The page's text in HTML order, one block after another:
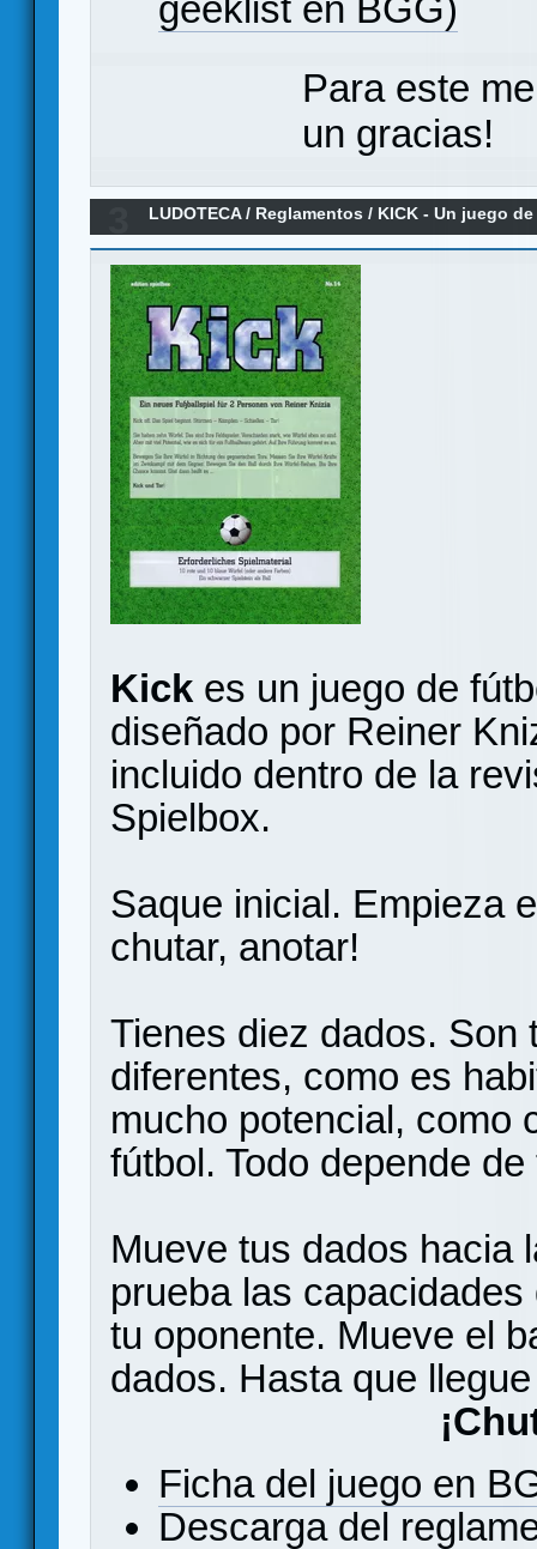
geeklist en BGG)
Para este
un gracias!
LUDOTECA/ Reglamentos / KICK - Un juego
Kick es un juego de
diseñado por Reiner
incluido dentro de la
Spielbox.
Saque inicial. Empieza
chutar, anotar!
Tienes diez dados. Son
diferentes, como es
mucho potencial, como
fútbol. Todo depende
Mueve tus dados hacia
prueba las
tu oponente. Mueve el
dados. Hasta que
Ficha del juego en
Descarga del